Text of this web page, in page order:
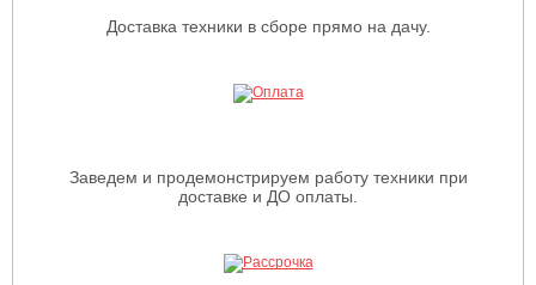
Доставка техники в сборе прямо на дачу.
Заведем и продемонстрируем работу техники при
доставке и ДО оплаты.